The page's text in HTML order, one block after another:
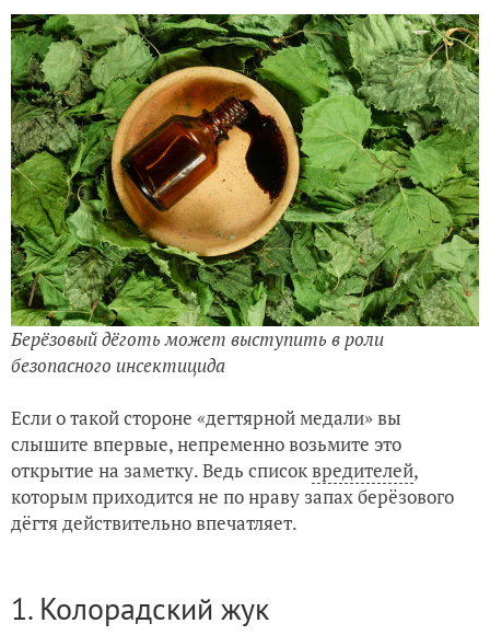
Берёзовый дёготь может выступить в роли
безопасного инсектицида
Если о такой стороне «дегтярной медали» вы
слышите впервые, непременно возьмите это
открытие на заметку. Ведь списоквредителей,
которым приходится не по нраву запах берёзового
дёгтя действительно впечатляет.
1. Колорадский жук